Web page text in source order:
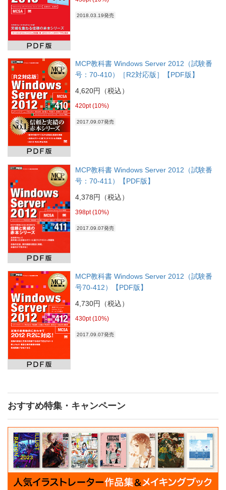
2018.03.19発売
MCP教科書 Windows Server 2012（試験番
号：70-410）［R2対応版］【PDF版】
4,620円（税込）
420pt (10%)
2017.09.07発売
MCP教科書 Windows Server 2012（試験番
号：70-411）【PDF版】
4,378円（税込）
398pt (10%)
2017.09.07発売
MCP教科書 Windows Server 2012（試験番
号70-412）【PDF版】
4,730円（税込）
430pt (10%)
2017.09.07発売
おすすめ特集・キャンペーン